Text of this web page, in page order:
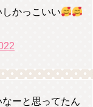
かっこいい
ーと思ってたん